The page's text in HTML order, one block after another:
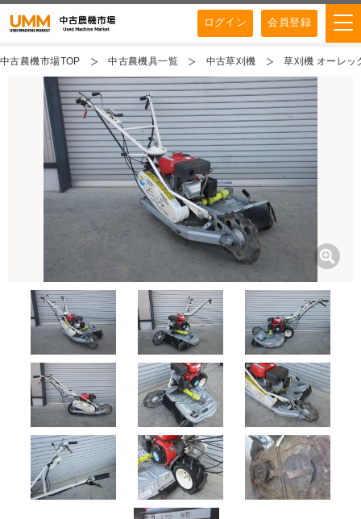
ログイン 会員登録
中古農機市場TOP 中古農機具一覧 中古草刈機 草刈機 オーレッ